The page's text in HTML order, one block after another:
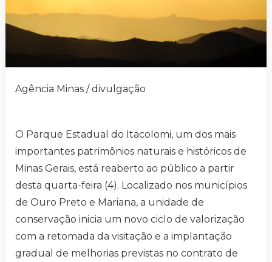
Agência Minas / divulgação
O Parque Estadual do Itacolomi, um dos mais
importantes patrimônios naturais e históricos de
Minas Gerais, está reaberto ao público a partir
desta quarta-feira (4). Localizado nos municípios
de Ouro Preto e Mariana, a unidade de
conservação inicia um novo ciclo de valorização
com a retomada da visitação e a implantação
gradual de melhorias previstas no contrato de